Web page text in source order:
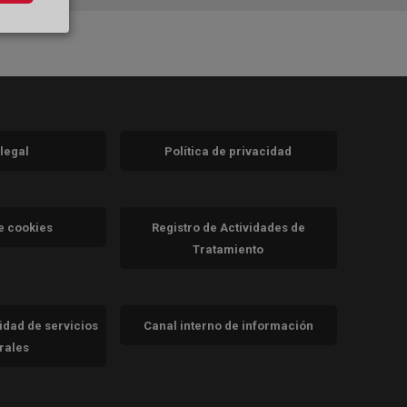
Política de privacidad
cookies
Registro de Actividades de
Tratamiento
de servicios
Canal interno de información